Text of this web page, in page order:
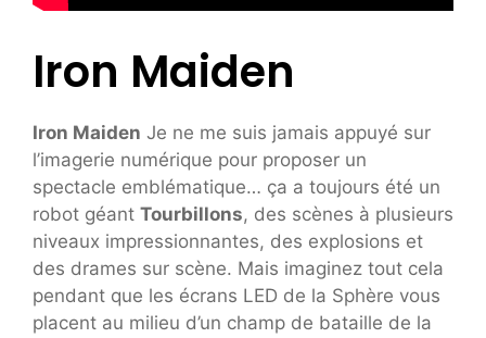
Iron Maiden
Iron Maiden Je ne me suis jamais appuyé sur
l’imagerie numérique pour proposer un
spectacle emblématique… ça a toujours été un
robot géant Tourbillons, des scènes à plusieurs
niveaux impressionnantes, des explosions et
des drames sur scène. Mais imaginez tout cela
pendant que les écrans LED de la Sphère vous
placent au milieu d’un champ de bataille de la